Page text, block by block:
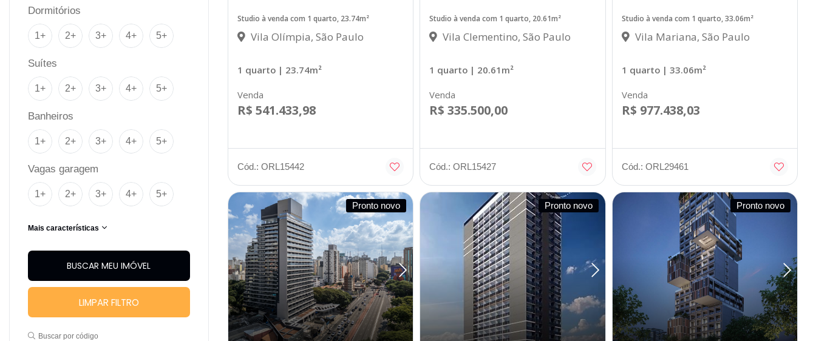
Dormitórios
1+ 2+ 3+ 4+ 5+
Suítes
1+ 2+ 3+ 4+ 5+
Banheiros
1+ 2+ 3+ 4+ 5+
Vagas garagem
1+ 2+ 3+ 4+ 5+
Mais características
LIMPAR FILTRO
Buscar por código
Studio à venda com 1 quarto, 23.74m²
Vila Olímpia, São Paulo
1 quarto | 23.74m²
Venda
R$ 541.433,98
Cód.: ORL15442
Studio à venda com 1 quarto, 20.61m²
Vila Clementino, São Paulo
1 quarto | 20.61m²
Venda
R$ 335.500,00
Cód.: ORL15427
Studio à venda com 1 quarto, 33.06m²
Vila Mariana, São Paulo
1 quarto | 33.06m²
Venda
R$ 977.438,03
Cód.: ORL29461
Pronto novo Pronto novo Pronto novo